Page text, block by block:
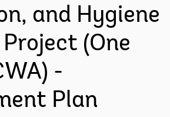
and Hygiene
(One
-
Plan